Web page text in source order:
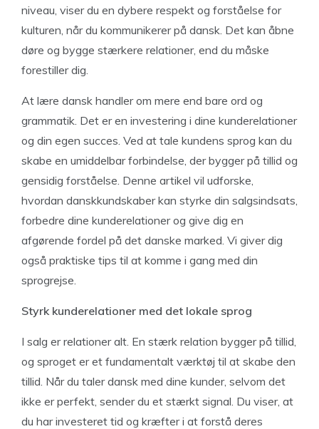
niveau, viser du en dybere respekt og forståelse for
kulturen, når du kommunikerer på dansk. Det kan åbne
døre og bygge stærkere relationer, end du måske
forestiller dig.
At lære dansk handler om mere end bare ord og
grammatik. Det er en investering i dine kunderelationer
og din egen succes. Ved at tale kundens sprog kan du
skabe en umiddelbar forbindelse, der bygger på tillid og
gensidig forståelse. Denne artikel vil udforske,
hvordan danskkundskaber kan styrke din salgsindsats,
forbedre dine kunderelationer og give dig en
afgørende fordel på det danske marked. Vi giver dig
også praktiske tips til at komme i gang med din
sprogrejse.
Styrk kunderelationer med det lokale sprog
I salg er relationer alt. En stærk relation bygger på tillid,
og sproget er et fundamentalt værktøj til at skabe den
tillid. Når du taler dansk med dine kunder, selvom det
ikke er perfekt, sender du et stærkt signal. Du viser, at
du har investeret tid og kræfter i at forstå deres